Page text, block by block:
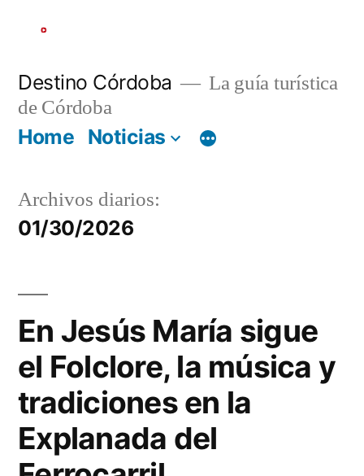
contenido
Destino Córdoba
La guía turística
de Córdoba
Home Noticias
Archivos diarios:
01/30/2026
En Jesús María sigue
el Folclore, la música y
tradiciones en la
Explanada del